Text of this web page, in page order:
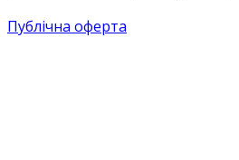
Публічна оферта